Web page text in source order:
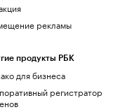
рекламы
продукты РБК
для бизнеса
регистратор